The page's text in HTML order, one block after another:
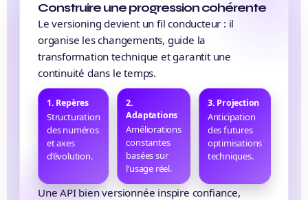
Construire une progression cohérente
Le versioning devient un fil conducteur : il
organise les changements, guide la
transformation technique et garantit une
continuité dans le temps.
1. Repères
Structuration
des numéros
et axes
d’évolution.
2.
Adaptations
Améliorations
constantes
basées sur
l’usage réel.
3. Projection
Anticipation
des futures
optimisations
techniques.
Une API bien versionnée inspire confiance,